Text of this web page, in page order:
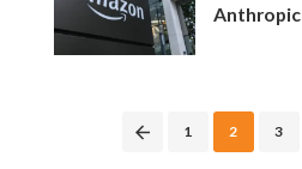
Anthropic
1 2 3